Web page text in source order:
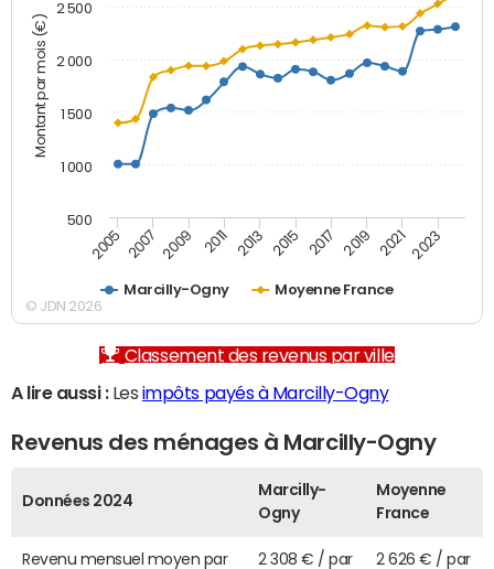
Montant par mois (€)
Marcilly-Ogny Moyenne France
2005 2007 2009 2011 2013 2015 2017 2019 2021 2023
500
1 000
1 500
2 000
2 500
© JDN 2026
Classement des revenus par ville
A lire aussi :Les impôts payés à Marcilly-Ogny
Revenus des ménages à Marcilly-Ogny
Données 2024
Marcilly-
Ogny
Moyenne
France
Revenu mensuel moyen par
2 308 € / par
2 626 € / par